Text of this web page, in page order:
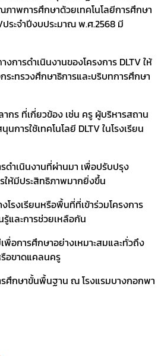
ภาพการศึกษาด้วยเทคโนโลยีการศึกษา
ประจำปีงบประมาณ พ.ศ.2568 มี
การดำเนินงานของโครงการ DLTV ให้
ะทรวงศึกษาธิการและบริบทการศึกษา
ร ที่เกี่ยวข้อง เช่น ครู ผู้บริหารสถาน
การใช้เทคโนโลยี DLTV ในโรงเรียน
ดำเนินงานที่ผ่านมา เพื่อปรับปรุง
ให้มีประสิทธิภาพมากยิ่งขึ้น
โรงเรียนหรือพื้นที่ที่เข้าร่วมโครงการ
รู้และการช่วยเหลือกัน
พื่อการศึกษาอย่างเหมาะสมและทั่วถึง
อขาดแคลนครู
ศึกษาขั้นพื้นฐาน ณ โรงแรมบางกอกพา